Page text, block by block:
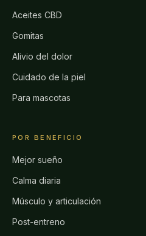
Aceites CBD
Gomitas
Alivio del dolor
Cuidado de la piel
Para mascotas
POR BENEFICIO
Mejor sueño
Calma diaria
Músculo y articulación
Post-entreno